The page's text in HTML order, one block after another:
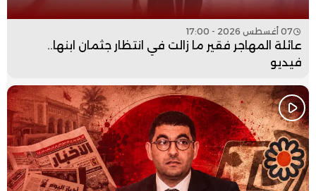
07 أغسطس 2026 - 17:00
عائلة المهاجر فقير ما زالت في انتظار جثمان ابنها..
فيديو